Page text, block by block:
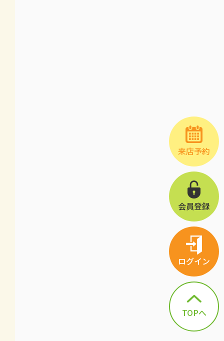
来店予約
会員登録
ログイン
TOPへ